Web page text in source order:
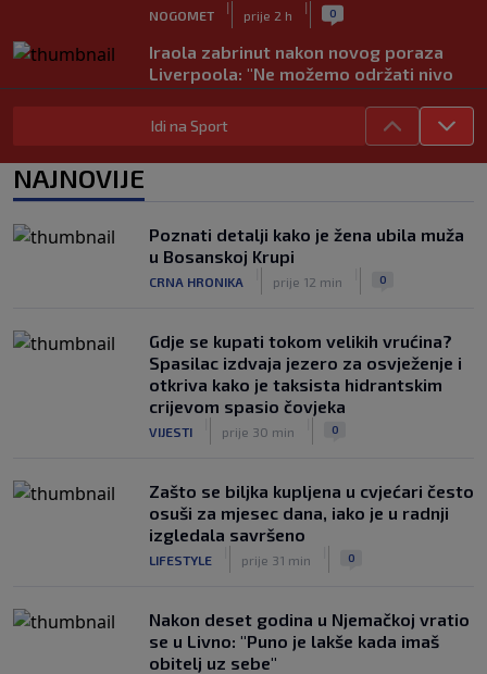
NOGOMET
|
prije 2 h
| 0
Iraola zabrinut nakon novog poraza
Liverpoola: "Ne možemo održati nivo
koji želimo"
NOGOMET
Kako je Gianni Infantino uspio uništiti
Mundijal: Od fudbala do Trumpa,
Idi na Sport
NAJNOVIJE
Poznati detalji kako je žena ubila muža
u Bosanskoj Krupi
CRNA HRONIKA prije 12 min 0
Gdje se kupati tokom velikih vrućina?
Spasilac izdvaja jezero za osvježenje i
otkriva kako je taksista hidrantskim
crijevom spasio čovjeka
VIJESTI prije 30 min 0
Zašto se biljka kupljena u cvjećari često
osuši za mjesec dana, iako je u radnji
izgledala savršeno
LIFESTYLE prije 31 min 0
Nakon deset godina u Njemačkoj vratio
se u Livno: "Puno je lakše kada imaš
obitelj uz sebe"